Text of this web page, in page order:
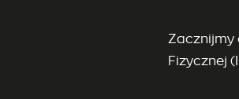
Zacznijmy
Fizycznej